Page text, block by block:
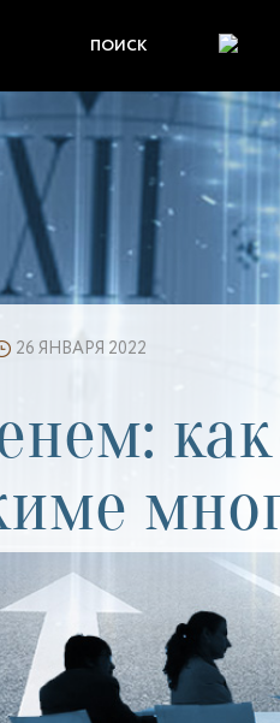
ПОИСК
26 ЯНВАРЯ 2022